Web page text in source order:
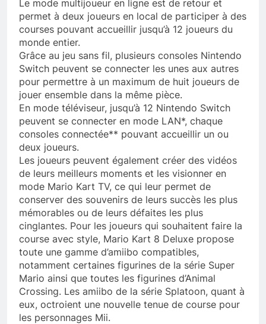
Le mode multijoueur en ligne est de retour et
permet à deux joueurs en local de participer à des
courses pouvant accueillir jusqu’à 12 joueurs du
monde entier.
Grâce au jeu sans fil, plusieurs consoles Nintendo
Switch peuvent se connecter les unes aux autres
pour permettre à un maximum de huit joueurs de
jouer ensemble dans la même pièce.
En mode téléviseur, jusqu’à 12 Nintendo Switch
peuvent se connecter en mode LAN*, chaque
consoles connectée** pouvant accueillir un ou
deux joueurs.
Les joueurs peuvent également créer des vidéos
de leurs meilleurs moments et les visionner en
mode Mario Kart TV, ce qui leur permet de
conserver des souvenirs de leurs succès les plus
mémorables ou de leurs défaites les plus
cinglantes. Pour les joueurs qui souhaitent faire la
course avec style, Mario Kart 8 Deluxe propose
toute une gamme d’amiibo compatibles,
notamment certaines figurines de la série Super
Mario ainsi que toutes les figurines d’Animal
Crossing. Les amiibo de la série Splatoon, quant à
eux, octroient une nouvelle tenue de course pour
les personnages Mii.